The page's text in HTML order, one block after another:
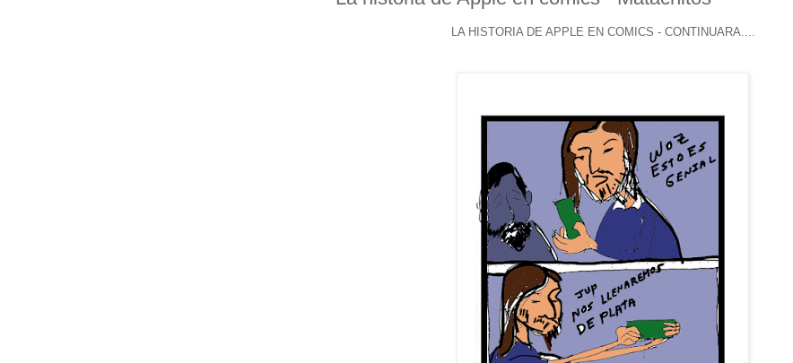
LA HISTORIA DE APPLE EN COMICS - CONTINUARA....